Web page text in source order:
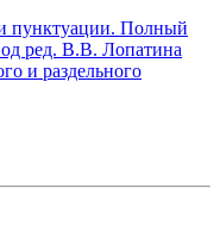
пунктуации. Полный
ред. В.В. Лопатина
и раздельного